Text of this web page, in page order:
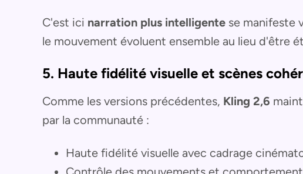
C'est ici narration plus intelligente se manifeste
le mouvement évoluent ensemble au lieu d'être
5. Haute fidélité visuelle et scènes
Comme les versions précédentes, Kling 2,6
par la communauté :
Haute fidélité visuelle avec cadrage